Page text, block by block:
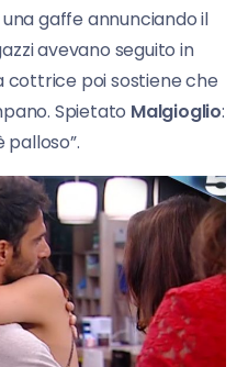
gaffe annunciando il
avevano seguito in
cottrice poi sostiene che
Spietato Malgioglio:
palloso”.